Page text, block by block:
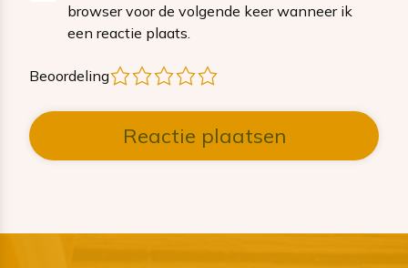
browser voor de volgende keer wanneer ik
een reactie plaats.
Beoordeling 4
3
2
1